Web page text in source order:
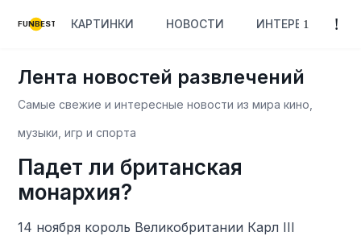
FUNBEST КАРТИНКИ НОВОСТИ ИНТЕРЕСНОЕ
Лента новостей развлечений
Самые свежие и интересные новости из мира кино,
музыки, игр и спорта
Падет ли британская
монархия?
14 ноября король Великобритании Карл III